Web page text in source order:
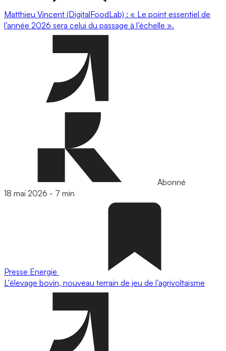
Matthieu Vincent (DigitalFoodLab) : « Le point essentiel de
l’année 2026 sera celui du passage à l’échelle ».
Abonné
18 mai 2026 - 7 min
Presse Energie
L'élevage bovin, nouveau terrain de jeu de l’agrivoltaïsme